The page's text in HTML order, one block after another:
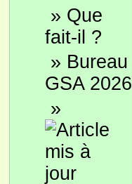
» Que
fait-il ?
» Bureau
GSA 2026
»